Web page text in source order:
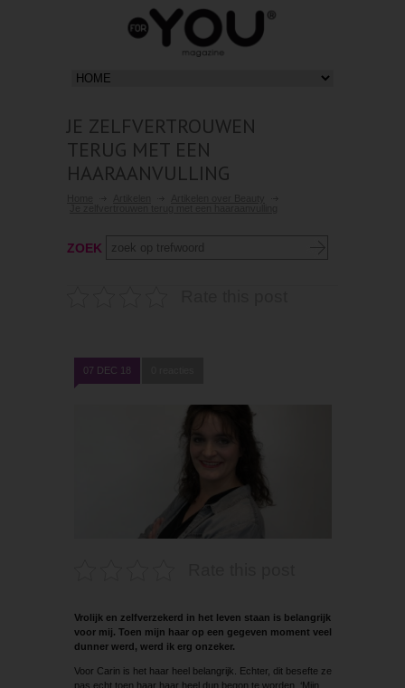
JE ZELFVERTROUWEN
TERUG MET EEN
HAARAANVULLING
ZOEK
07 DEC 18
Vrolijk en zelfverzekerd in het leven staan is belangrijk
voor mij. Toen mijn haar op een gegeven moment veel
dunner werd, werd ik erg onzeker.
Voor Carin is het haar heel belangrijk. Echter, dit besefte ze
pas echt toen haar haar heel dun begon te worden. ‘Mijn